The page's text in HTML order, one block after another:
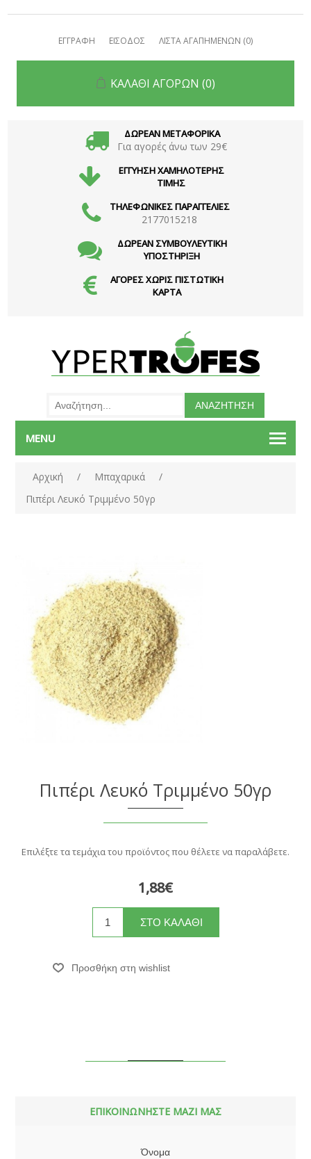
ΕΓΓΡΑΦΗ ΕΙΣΟΔΟΣ ΛΙΣΤΑ ΑΓΑΠΗΜΕΝΩΝ (0)
ΚΑΛΑΘΙ ΑΓΟΡΩΝ (0)
ΔΩΡΕΑΝ ΜΕΤΑΦΟΡΙΚΑ
Για αγορές άνω των 29€
ΕΓΓΥΗΣΗ ΧΑΜΗΛΟΤΕΡΗΣ
ΤΙΜΗΣ
ΤΗΛΕΦΩΝΙΚΕΣ ΠΑΡΑΓΓΕΛΙΕΣ
2177015218
ΔΩΡΕΑΝ ΣΥΜΒΟΥΛΕΥΤΙΚΗ
ΥΠΟΣΤΗΡΙΞΗ
ΑΓΟΡΕΣ ΧΩΡΙΣ ΠΙΣΤΩΤΙΚΗ
ΚΑΡΤΑ
MENU
Αρχική / Μπαχαρικά
/
Πιπέρι Λευκό Τριμμένο 50γρ
Πιπέρι Λευκό Τριμμένο 50γρ
Επιλέξτε τα τεμάχια του προϊόντος που θέλετε να παραλάβετε.
1,88€
ΕΠΙΚΟΙΝΩΝΗΣΤΕ ΜΑΖΙ ΜΑΣ
Όνομα